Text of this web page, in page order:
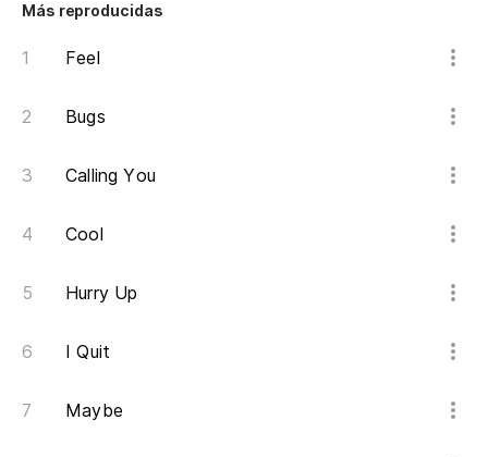
Más reproducidas
Feel
Bugs
Calling You
Cool
Hurry Up
I Quit
Maybe